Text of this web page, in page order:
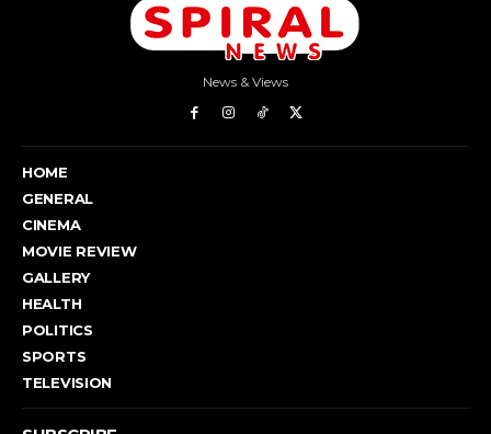
News & Views
HOME
GENERAL
CINEMA
MOVIE REVIEW
GALLERY
HEALTH
POLITICS
SPORTS
TELEVISION